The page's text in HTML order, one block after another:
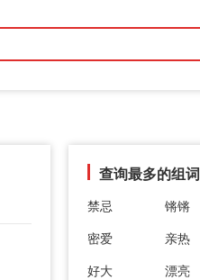
查询最多的组词
禁忌 锵锵
密爱
亲热
好大
漂亮